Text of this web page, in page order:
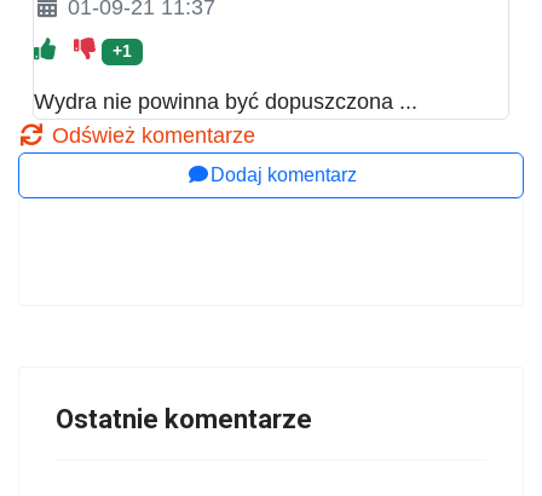
01-09-21 11:37
+1
Wydra nie powinna być dopuszczona ...
Odśwież komentarze
Dodaj komentarz
Ostatnie komentarze